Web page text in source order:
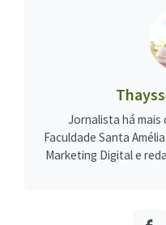
Jornalista há mais
Faculdade Santa
Marketing Digital e